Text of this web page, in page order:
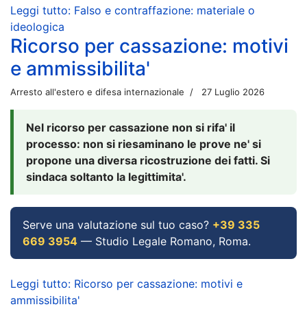
Leggi tutto: Falso e contraffazione: materiale o
ideologica
Ricorso per cassazione: motivi
e ammissibilita'
Arresto all'estero e difesa internazionale 27 Luglio 2026
Nel ricorso per cassazione non si rifa' il
processo: non si riesaminano le prove ne' si
propone una diversa ricostruzione dei fatti. Si
sindaca soltanto la legittimita'.
Serve una valutazione sul tuo caso? +39 335
669 3954 — Studio Legale Romano, Roma.
Leggi tutto: Ricorso per cassazione: motivi e
ammissibilita'